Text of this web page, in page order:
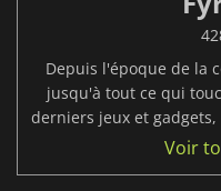
Depuis l'époque de la
jusqu'à tout ce qui
derniers jeux et
Voir